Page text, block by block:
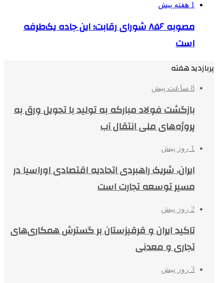
1 هفته پیش
مصوبه ۸۵۶ شورای رقابت؛ این جاده یک‌طرفه
است
پربازدید هفته
8 ساعت پیش
بازگشت فولاد مبارکه به تولید با تحویل ورق به
پروژه‌های ملی انتقال آب
1 روز پیش
ایران، شریک راهبردی اتحادیه اقتصادی اوراسیا در
مسیر توسعه تجارت است
2 روز پیش
تاکید ایران و قرقیزستان بر گسترش همکاری‌های
تجاری و معدنی
3 روز پیش